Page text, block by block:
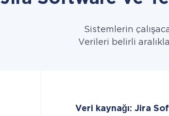
Sistemlerin
Verileri belirli
Veri kaynağı: Jira